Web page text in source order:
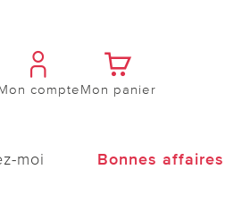
compteMon panier
moi Bonnes affaires